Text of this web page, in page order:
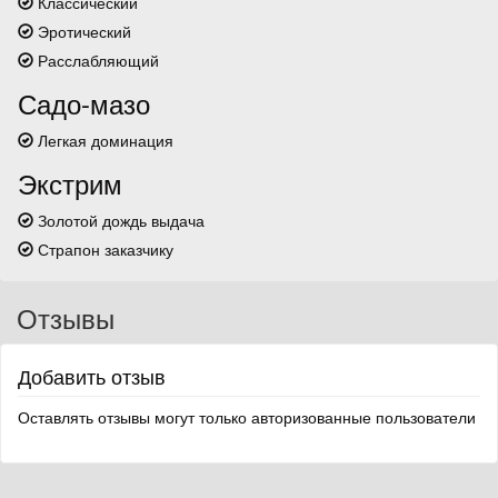
Эротический
Расслабляющий
Садо-мазо
Легкая доминация
Экстрим
Золотой дождь выдача
Страпон заказчику
Отзывы
Добавить отзыв
Оставлять отзывы могут только авторизованные пользователи